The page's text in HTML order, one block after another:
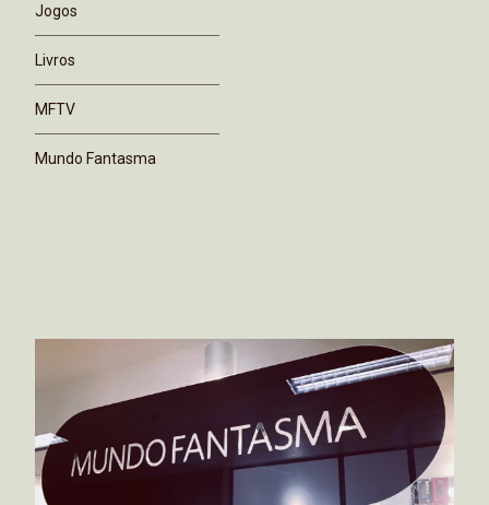
Jogos
Livros
MFTV
Mundo Fantasma